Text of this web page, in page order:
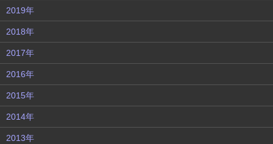
2019年
2018年
2017年
2016年
2015年
2014年
2013年